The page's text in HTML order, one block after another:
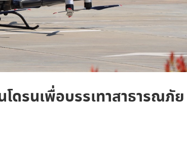
ดรนเพื่อบรรเทาสาธารณภัย